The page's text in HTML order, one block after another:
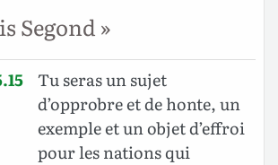
Segond »
Tu seras un sujet
d’opprobre et de honte, un
exemple et un objet d’effroi
pour les nations qui